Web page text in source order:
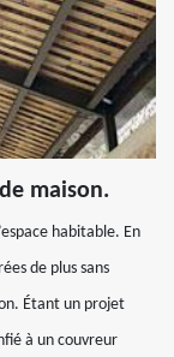
maison.
habitable. En
de plus sans
Étant un projet
à un couvreur